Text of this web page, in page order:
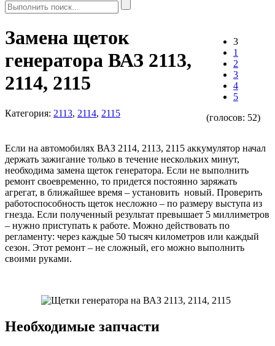
3
1
2
3
4
5
(голосов: 52)
Замена щеток
генератора ВАЗ 2113,
2114, 2115
Категория: 2113, 2114, 2115
Если на автомобилях ВАЗ 2114, 2113, 2115 аккумулятор начал
держать зажигание только в течение нескольких минут,
необходима замена щеток генератора. Если не выполнить
ремонт своевременно, то придется постоянно заряжать
агрегат, в ближайшее время – установить новый. Проверить
работоспособность щеток несложно – по размеру выступа из
гнезда. Если полученный результат превышает 5 миллиметров
– нужно приступать к работе. Можно действовать по
регламенту: через каждые 50 тысяч километров или каждый
сезон. Этот ремонт – не сложный, его можно выполнить
своими руками.
Необходимые запчасти